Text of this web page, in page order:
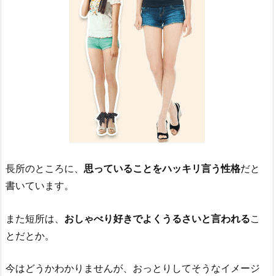
長所のところに、 思っていることをハッキリ言う性格だと
書いています。
また短所は、 おしゃべり好きでよくうるさいと言われるこ
とだとか。
今はどうかわかりませんが、おっとりしてそうなイメージ